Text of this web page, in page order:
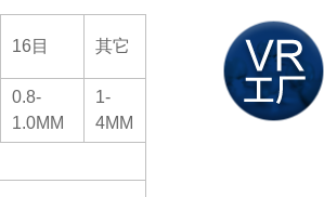
16目 其它
0.8-
1.0MM
1-
4MM